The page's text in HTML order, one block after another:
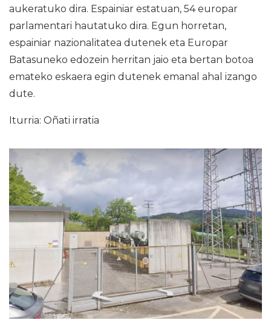
aukeratuko dira. Espainiar estatuan, 54 europar
parlamentari hautatuko dira. Egun horretan,
espainiar nazionalitatea dutenek eta Europar
Batasuneko edozein herritan jaio eta bertan botoa
emateko eskaera egin dutenek emanal ahal izango
dute.
Iturria: Oñati irratia